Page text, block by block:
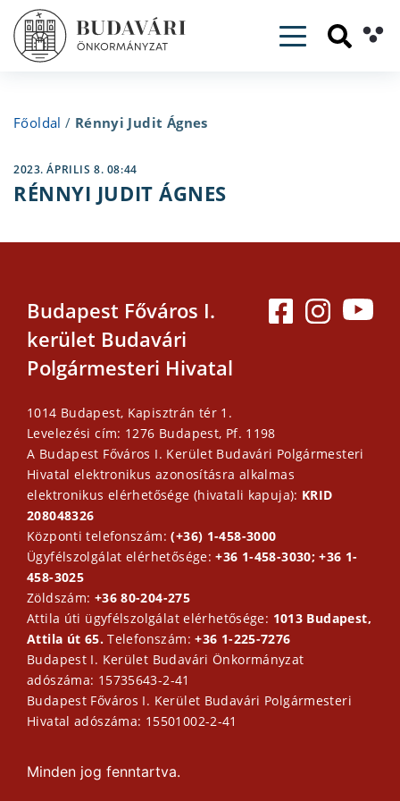
Toggle
Főoldal / Rénnyi Judit Ágnes
2023. ÁPRILIS 8. 08:44
RÉNNYI JUDIT ÁGNES
Budapest Főváros I.
kerület Budavári
Polgármesteri Hivatal
1014 Budapest, Kapisztrán tér 1.
Levelezési cím: 1276 Budapest, Pf. 1198
A Budapest Főváros I. Kerület Budavári Polgármesteri
Hivatal elektronikus azonosításra alkalmas
elektronikus elérhetősége (hivatali kapuja): KRID
208048326
Központi telefonszám:(+36) 1-458-3000
Ügyfélszolgálat elérhetősége:+36 1-458-3030; +36 1-
458-3025
Zöldszám: +36 80-204-275
Attila úti ügyfélszolgálat elérhetősége: 1013 Budapest,
Attila út 65.Telefonszám:+36 1-225-7276
Budapest I. Kerület Budavári Önkormányzat
adószáma: 15735643-2-41
Budapest Főváros I. Kerület Budavári Polgármesteri
Hivatal adószáma: 15501002-2-41
Minden jog fenntartva.